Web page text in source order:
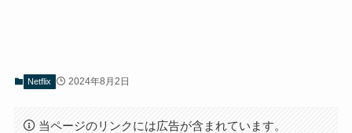
Netflix 2024年8月2日
当ページのリンクには広告が含まれています。